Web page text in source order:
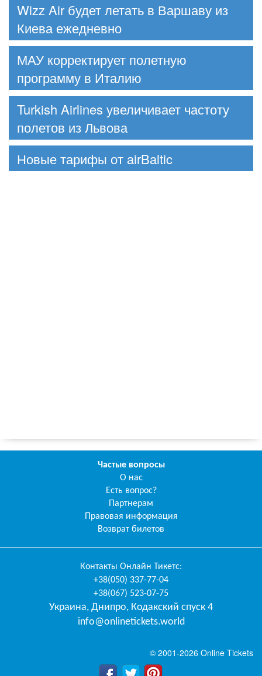
Wizz Air будет летать в Варшаву из
Киева ежедневно
МАУ корректирует полетную
программу в Италию
Turkish Airlines увеличивает частоту
полетов из Львова
Новые тарифы от airBaltic
Частые вопросы
О нас
Есть вопрос?
Партнерам
Правовая информация
Возврат билетов
Контакты Онлайн Тикетс:
+38(050) 337-77-04
+38(067) 523-07-75
Украина, Днипро, Кодакский спуск 4
info@onlinetickets.world
© 2001-2026 Online Tickets